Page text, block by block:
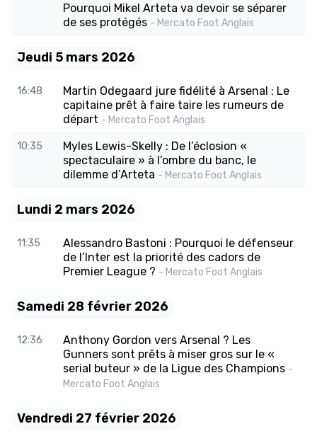
Pourquoi Mikel Arteta va devoir se séparer
de ses protégés - Mercato Foot Anglais
Jeudi 5 mars 2026
16:48
Martin Odegaard jure fidélité à Arsenal : Le
capitaine prêt à faire taire les rumeurs de
départ - Mercato Foot Anglais
10:35
Myles Lewis-Skelly : De l’éclosion «
spectaculaire » à l’ombre du banc, le
dilemme d’Arteta - Mercato Foot Anglais
Lundi 2 mars 2026
11:35
Alessandro Bastoni : Pourquoi le défenseur
de l’Inter est la priorité des cadors de
Premier League ? - Mercato Foot Anglais
Samedi 28 février 2026
12:36
Anthony Gordon vers Arsenal ? Les
Gunners sont prêts à miser gros sur le «
serial buteur » de la Ligue des Champions -
Mercato Foot Anglais
Vendredi 27 février 2026